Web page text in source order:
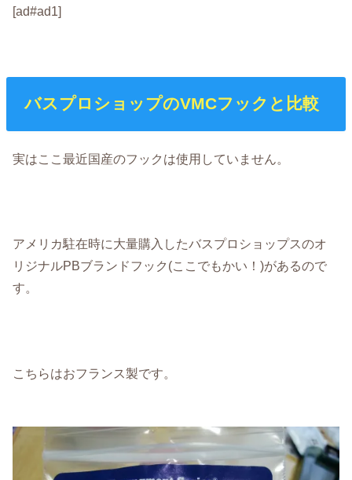
[ad#ad1]
バスプロショップのVMCフックと比較
実はここ最近国産のフックは使用していません。
アメリカ駐在時に大量購入したバスプロショップスのオ
リジナルPBブランドフック(ここでもかい！)があるので
す。
こちらはおフランス製です。